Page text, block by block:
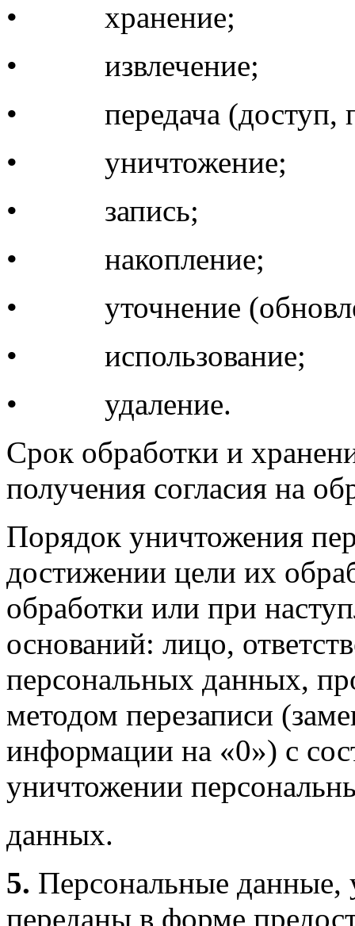
• хранение;
• извлечение;
• передача (доступ,
• уничтожение;
• запись;
• накопление;
• уточнение
• использование;
• удаление.
Срок обработки и
получения согласия на
Порядок уничтожения
достижении цели их
обработки или при
оснований: лицо,
персональных данных,
методом перезаписи
информации на «0») с
уничтожении
данных.
5. Персональные данные,
переданы в форме